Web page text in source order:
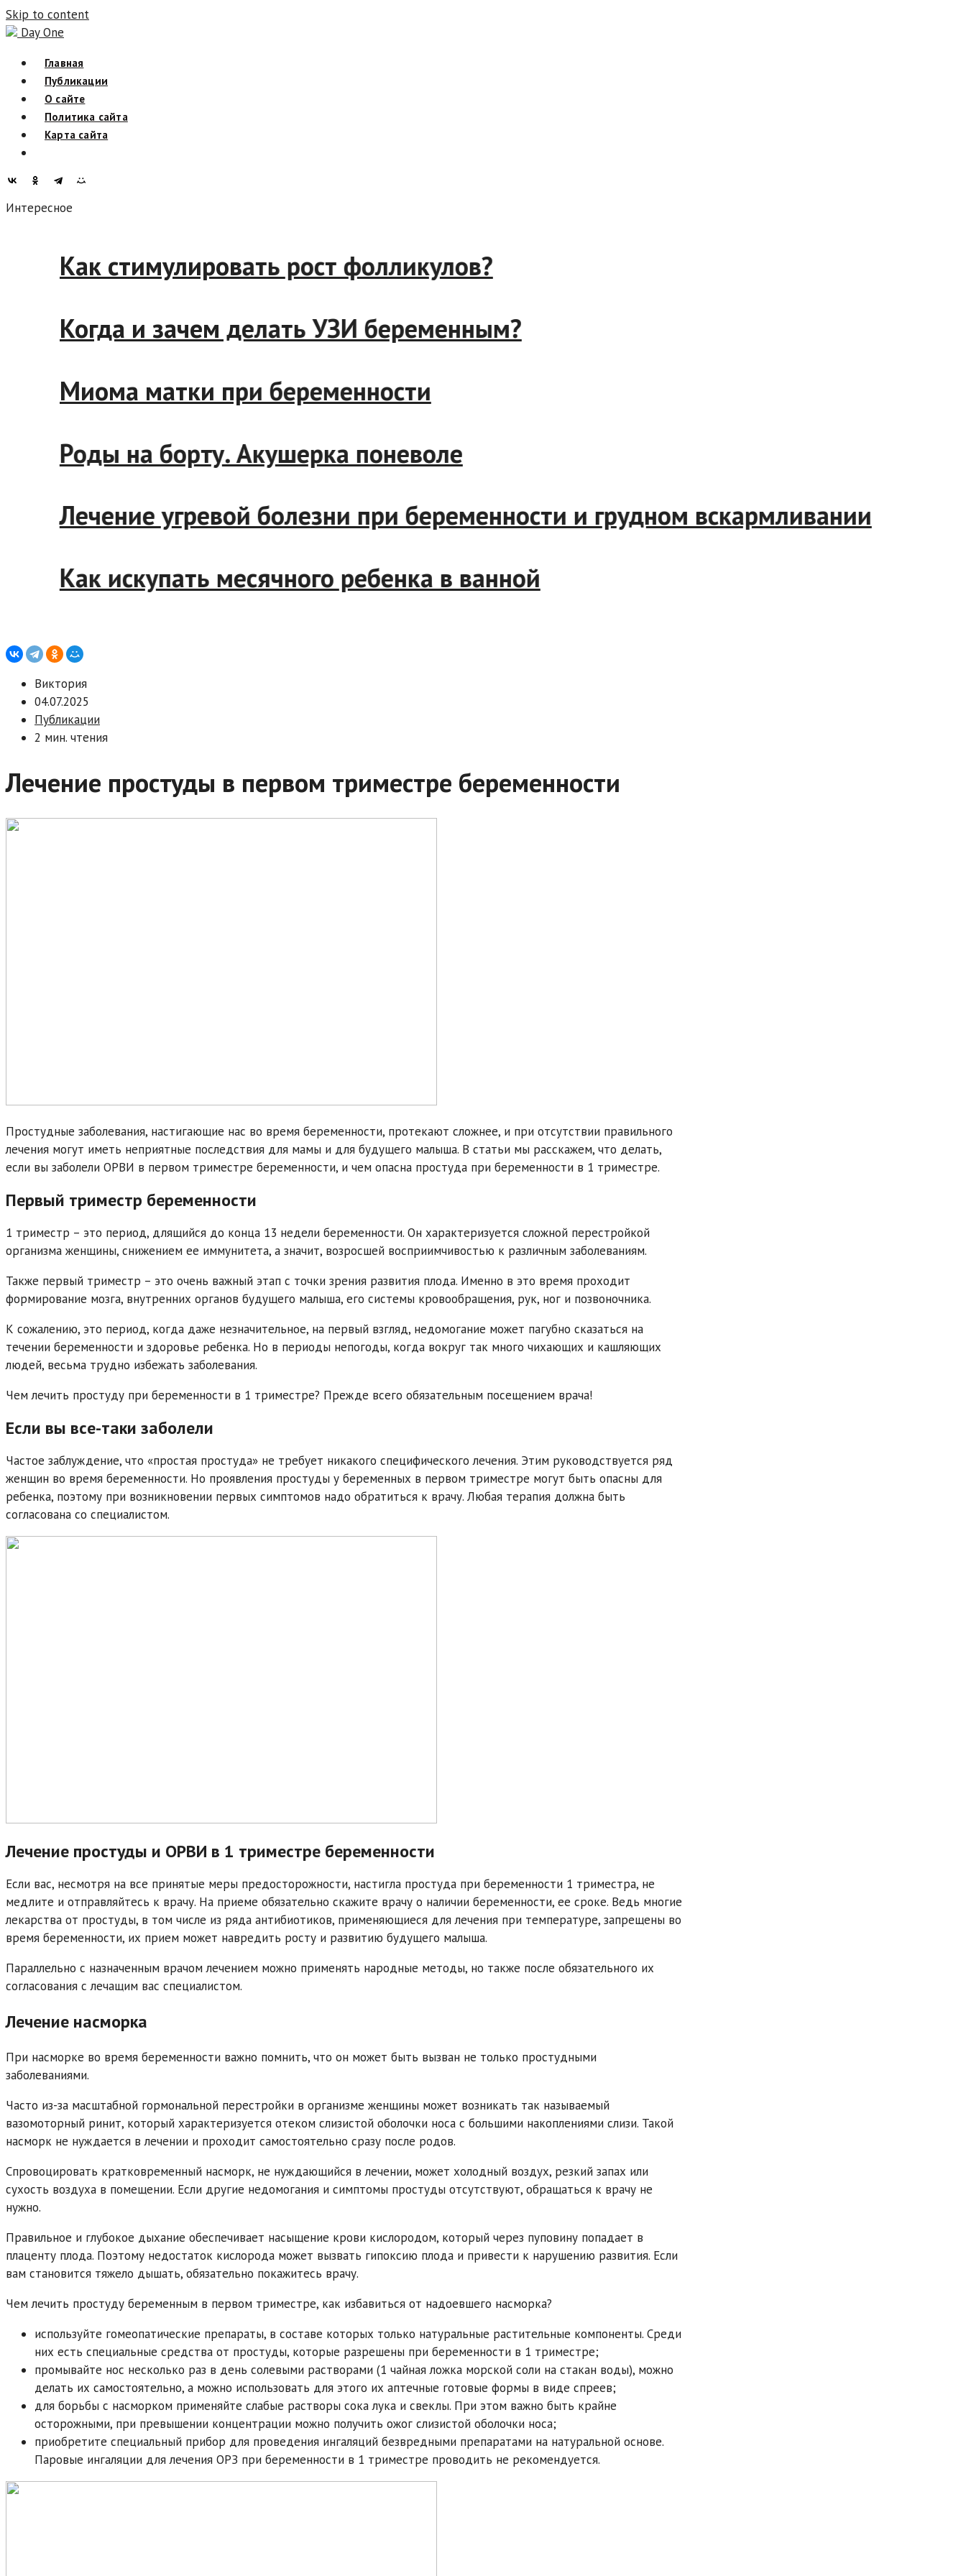
Skip to content
Day One
Главная
Публикации
О сайте
Политика сайта
Карта сайта
Интересное
Как стимулировать рост фолликулов?
Когда и зачем делать УЗИ беременным?
Миома матки при беременности
Роды на борту. Акушерка поневоле
Лечение угревой болезни при беременности и грудном вскармливании
Как искупать месячного ребенка в ванной
Виктория
04.07.2025
Публикации
2 мин. чтения
Лечение простуды в первом триместре беременности
Простудные заболевания, настигающие нас во время беременности, протекают сложнее, и при отсутствии правильного
лечения могут иметь неприятные последствия для мамы и для будущего малыша. В статьи мы расскажем, что делать,
если вы заболели ОРВИ в первом триместре беременности, и чем опасна простуда при беременности в 1 триместре.
Первый триместр беременности
1 триместр – это период, длящийся до конца 13 недели беременности. Он характеризуется сложной перестройкой
организма женщины, снижением ее иммунитета, а значит, возросшей восприимчивостью к различным заболеваниям.
Также первый триместр – это очень важный этап с точки зрения развития плода. Именно в это время проходит
формирование мозга, внутренних органов будущего малыша, его системы кровообращения, рук, ног и позвоночника.
К сожалению, это период, когда даже незначительное, на первый взгляд, недомогание может пагубно сказаться на
течении беременности и здоровье ребенка. Но в периоды непогоды, когда вокруг так много чихающих и кашляющих
людей, весьма трудно избежать заболевания.
Чем лечить простуду при беременности в 1 триместре? Прежде всего обязательным посещением врача!
Если вы все-таки заболели
Частое заблуждение, что «простая простуда» не требует никакого специфического лечения. Этим руководствуется ряд
женщин во время беременности. Но проявления простуды у беременных в первом триместре могут быть опасны для
ребенка, поэтому при возникновении первых симптомов надо обратиться к врачу. Любая терапия должна быть
согласована со специалистом.
Лечение простуды и ОРВИ в 1 триместре беременности
Если вас, несмотря на все принятые меры предосторожности, настигла простуда при беременности 1 триместра, не
медлите и отправляйтесь к врачу. На приеме обязательно скажите врачу о наличии беременности, ее сроке. Ведь многие
лекарства от простуды, в том числе из ряда антибиотиков, применяющиеся для лечения при температуре, запрещены во
время беременности, их прием может навредить росту и развитию будущего малыша.
Параллельно с назначенным врачом лечением можно применять народные методы, но также после обязательного их
согласования с лечащим вас специалистом.
Лечение насморка
При насморке во время беременности важно помнить, что он может быть вызван не только простудными
заболеваниями.
Часто из-за масштабной гормональной перестройки в организме женщины может возникать так называемый
вазомоторный ринит, который характеризуется отеком слизистой оболочки носа с большими накоплениями слизи. Такой
насморк не нуждается в лечении и проходит самостоятельно сразу после родов.
Спровоцировать кратковременный насморк, не нуждающийся в лечении, может холодный воздух, резкий запах или
сухость воздуха в помещении. Если другие недомогания и симптомы простуды отсутствуют, обращаться к врачу не
нужно.
Правильное и глубокое дыхание обеспечивает насыщение крови кислородом, который через пуповину попадает в
плаценту плода. Поэтому недостаток кислорода может вызвать гипоксию плода и привести к нарушению развития. Если
вам становится тяжело дышать, обязательно покажитесь врачу.
Чем лечить простуду беременным в первом триместре, как избавиться от надоевшего насморка?
используйте гомеопатические препараты, в составе которых только натуральные растительные компоненты. Среди
них есть специальные средства от простуды, которые разрешены при беременности в 1 триместре;
промывайте нос несколько раз в день солевыми растворами (1 чайная ложка морской соли на стакан воды), можно
делать их самостоятельно, а можно использовать для этого их аптечные готовые формы в виде спреев;
для борьбы с насморком применяйте слабые растворы сока лука и свеклы. При этом важно быть крайне
осторожными, при превышении концентрации можно получить ожог слизистой оболочки носа;
приобретите специальный прибор для проведения ингаляций безвредными препаратами на натуральной основе.
Паровые ингаляции для лечения ОРЗ при беременности в 1 триместре проводить не рекомендуется.